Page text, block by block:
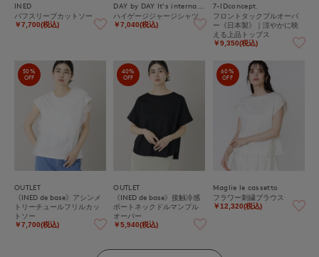
INED
パフスリーブカットソー
￥7,700(税込)
ハイゲージジャージシャツ
￥7,040(税込)
7-IDconcept.
フロントタックプルオーバ
ー《日本製》｜涼やかに映
える上品トップス
￥9,350(税込)
50%
OFF
OUTLET
《INED de base》アシンメ
トリーチュールフリルカッ
トソー
￥7,700(税込)
40%
OFF
OUTLET
《INED de base》接触冷感
ボートネックドルマンプル
オーバー
￥5,940(税込)
60%
OFF
Maglie le cassetto
フラワー刺繍ブラウス
￥12,320(税込)